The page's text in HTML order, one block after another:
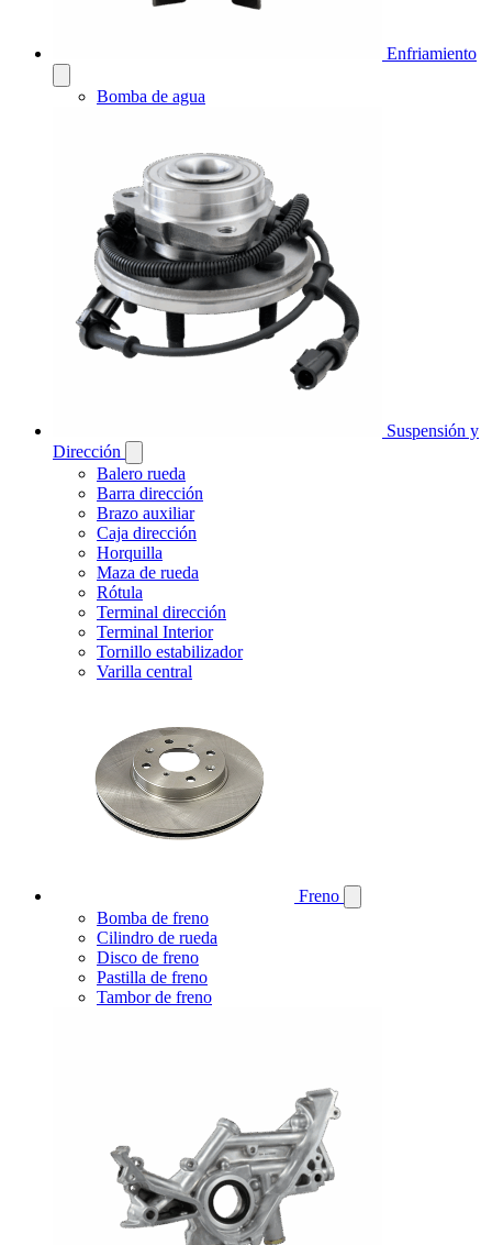
Enfriamiento
Bomba de agua
Suspensión y
Dirección
Balero rueda
Barra dirección
Brazo auxiliar
Caja dirección
Horquilla
Maza de rueda
Rótula
Terminal dirección
Terminal Interior
Tornillo estabilizador
Varilla central
Freno
Bomba de freno
Cilindro de rueda
Disco de freno
Pastilla de freno
Tambor de freno